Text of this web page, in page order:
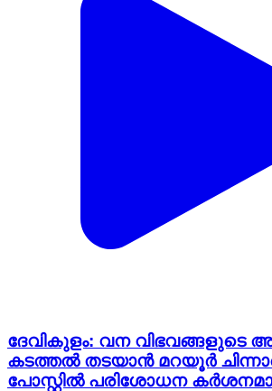
ദേവികുളം: വന വിഭവങ്ങളുടെ
കടത്തൽ തടയാൻ മറയൂർ
പോസ്റ്റിൽ പരിശോധന